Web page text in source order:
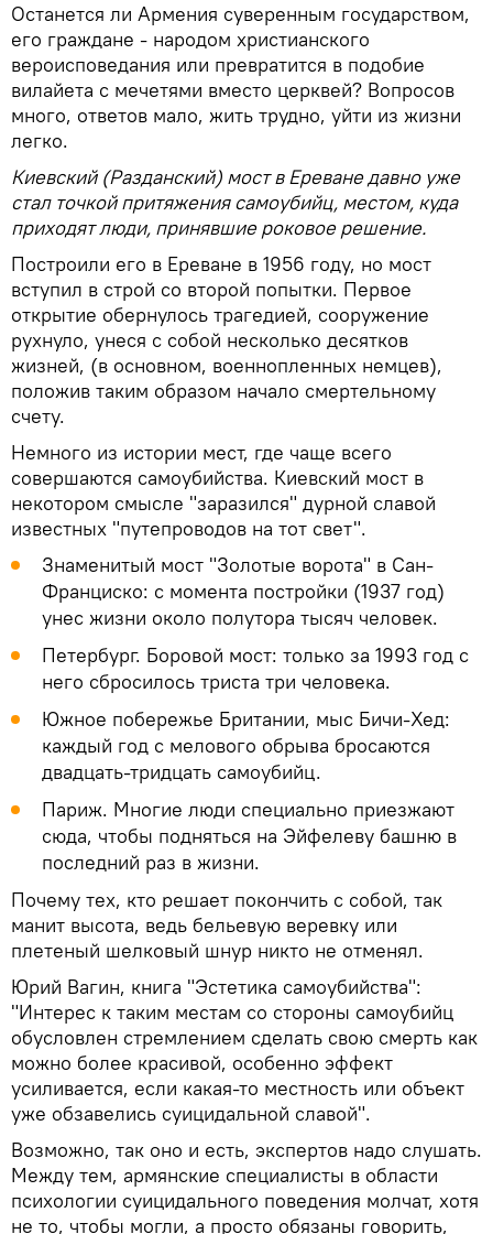
Останется ли Армения суверенным государством,
его граждане - народом христианского
вероисповедания или превратится в подобие
вилайета с мечетями вместо церквей? Вопросов
много, ответов мало, жить трудно, уйти из жизни
легко.
Киевский (Разданский) мост в Ереване давно уже
стал точкой притяжения самоубийц, местом, куда
приходят люди, принявшие роковое решение.
Построили его в Ереване в 1956 году, но мост
вступил в строй со второй попытки. Первое
открытие обернулось трагедией, сооружение
рухнуло, унеся с собой несколько десятков
жизней, (в основном, военнопленных немцев),
положив таким образом начало смертельному
счету.
Немного из истории мест, где чаще всего
совершаются самоубийства. Киевский мост в
некотором смысле "заразился" дурной славой
известных "путепроводов на тот свет".
Знаменитый мост "Золотые ворота" в Сан-
Франциско: с момента постройки (1937 год)
унес жизни около полутора тысяч человек.
Петербург. Боровой мост: только за 1993 год с
него сбросилось триста три человека.
Южное побережье Британии, мыс Бичи-Хед:
каждый год с мелового обрыва бросаются
двадцать-тридцать самоубийц.
Париж. Многие люди специально приезжают
сюда, чтобы подняться на Эйфелеву башню в
последний раз в жизни.
Почему тех, кто решает покончить с собой, так
манит высота, ведь бельевую веревку или
плетеный шелковый шнур никто не отменял.
Юрий Вагин, книга "Эстетика самоубийства":
"Интерес к таким местам со стороны самоубийц
обусловлен стремлением сделать свою смерть как
можно более красивой, особенно эффект
усиливается, если какая-то местность или объект
уже обзавелись суицидальной славой".
Возможно, так оно и есть, экспертов надо слушать.
Между тем, армянские специалисты в области
психологии суицидального поведения молчат, хотя
не то, чтобы могли, а просто обязаны говорить,